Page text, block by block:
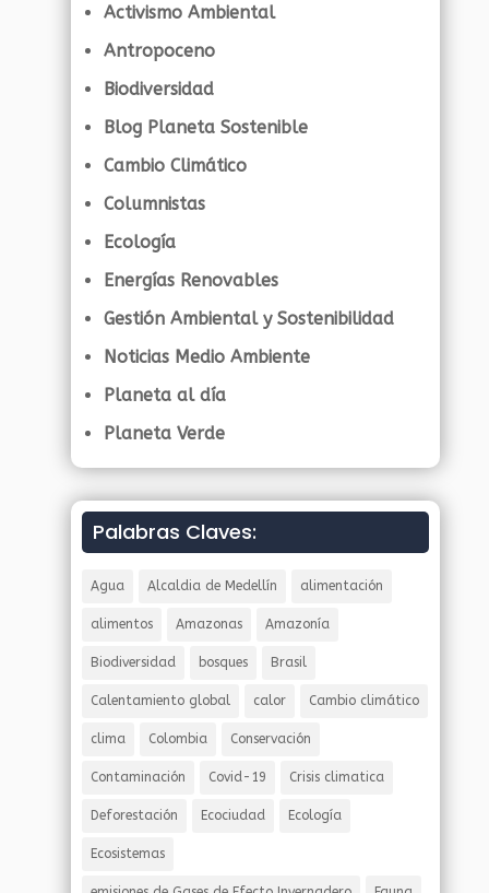
Activismo Ambiental
Antropoceno
Biodiversidad
Blog Planeta Sostenible
Cambio Climático
Columnistas
Ecología
Energías Renovables
Gestión Ambiental y Sostenibilidad
Noticias Medio Ambiente
Planeta al día
Planeta Verde
Palabras Claves:
Agua Alcaldia de Medellín alimentación
alimentos Amazonas Amazonía
Biodiversidad bosques Brasil
Calentamiento global calor Cambio climático
clima Colombia Conservación
Contaminación Covid-19 Crisis climatica
Deforestación Ecociudad Ecología
Ecosistemas